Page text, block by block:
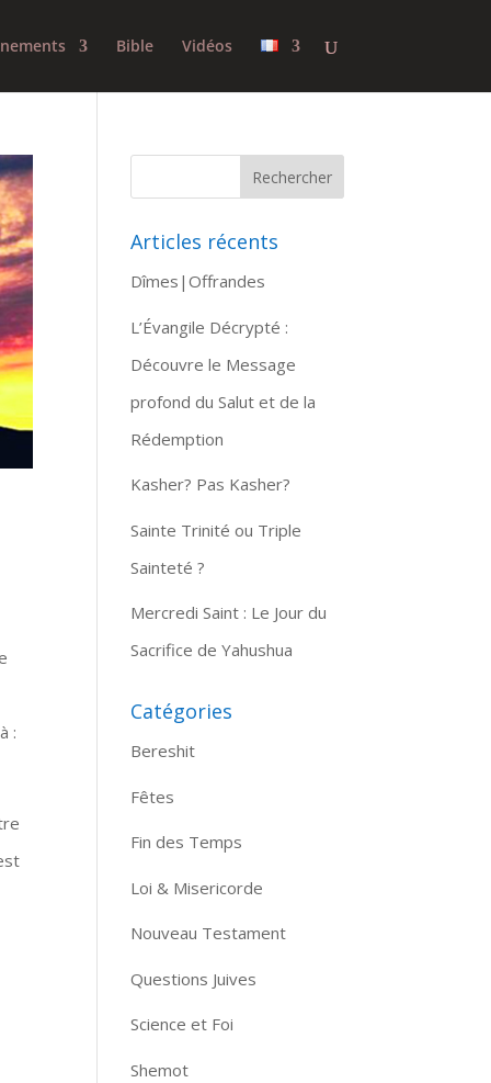
Bible Vidéos
:
Articles récents
Dîmes|Offrandes
L’Évangile Décrypté :
Découvre le Message
profond du Salut et de la
Rédemption
Kasher? Pas Kasher?
Sainte Trinité ou Triple
Sainteté ?
Mercredi Saint : Le Jour du
Sacrifice de Yahushua
Catégories
Bereshit
Fêtes
Fin des Temps
Loi & Misericorde
Nouveau Testament
Questions Juives
Science et Foi
Shemot